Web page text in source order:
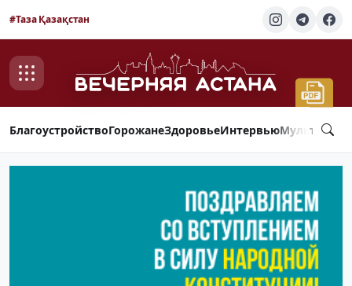
#Таза Қазақстан
БлагоустройствоГорожанеЗдоровьеИнтервью